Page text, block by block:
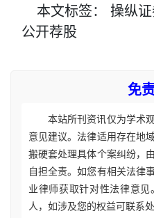
本文标签： 操纵
公开荐股
免
本站所刊资讯仅为学术
意见建议。法律适用存在地
搬硬套处理具体个案纠纷，
自担全责。如您有相关法律
业律师获取针对性法律意
人，如涉及您的权益可联系处